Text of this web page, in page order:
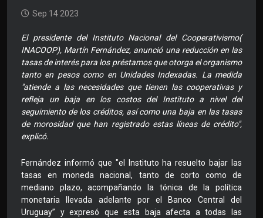
Sep 14 2023
El presidente del Instituto Nacional del Cooperativismo(
INACOOP), Martín Fernández, anunció una reducción en las
tasas de interés para los préstamos que otorga el organismo
tanto en pesos como en Unidades Indexadas. La medida
"atiende a las necesidades que tienen las cooperativas y
refleja un baja en los costos del Instituto a nivel del
seguimiento de los créditos, así como una baja en las tasas
de morosidad que han registrado estas líneas de crédito",
explicó.
Fernández informó que "el Instituto ha resuelto bajar las
tasas en moneda nacional, tanto de corto como de
mediano plazo, acompañando la tónica de la política
monetaria llevada adelante por el Banco Central del
Uruguay” y expresó que esta baja afecta a todas las